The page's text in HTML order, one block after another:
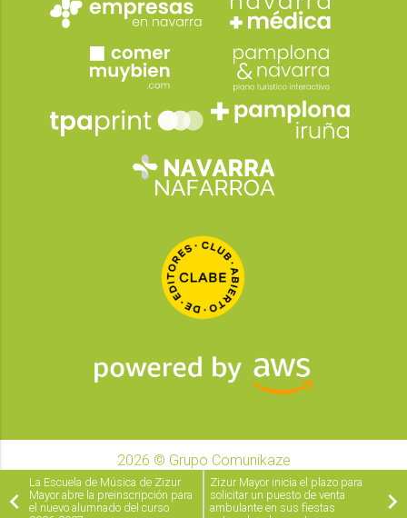
2026 © Grupo Comunikaze
Desarrollado por:OA Cloud
La Escuela de Música de Zizur
Mayor abre la preinscripción para
el nuevo alumnado del curso
Zizur Mayor inicia el plazo para
solicitar un puesto de venta
ambulante en sus fiestas